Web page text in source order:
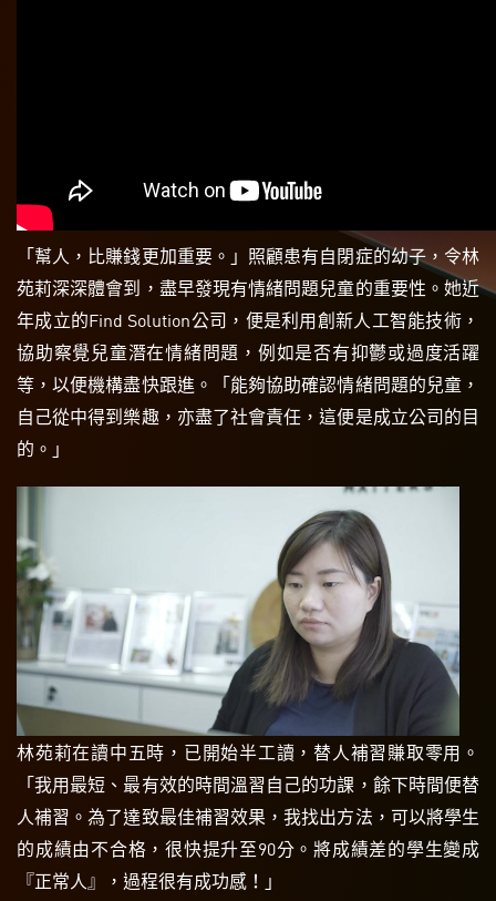
「幫人，比賺錢更加重要。」照顧患有自閉症的幼子，令林
苑莉深深體會到，盡早發現有情緒問題兒童的重要性。她近
年成立的Find Solution公司，便是利用創新人工智能技術，
協助察覺兒童潛在情緒問題，例如是否有抑鬱或過度活躍
等，以便機構盡快跟進。「能夠協助確認情緒問題的兒童，
自己從中得到樂趣，亦盡了社會責任，這便是成立公司的目
的。」
林苑莉在讀中五時，已開始半工讀，替人補習賺取零用。
「我用最短、最有效的時間溫習自己的功課，餘下時間便替
人補習。為了達致最佳補習效果，我找出方法，可以將學生
的成績由不合格，很快提升至90分。將成績差的學生變成
『正常人』，過程很有成功感！」